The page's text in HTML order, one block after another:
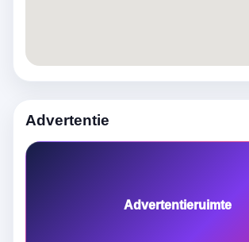
Advertentie
Advertentieruimte